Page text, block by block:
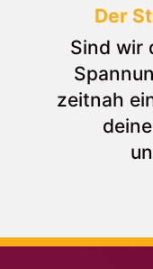
Der
Sind wir
zeitnah